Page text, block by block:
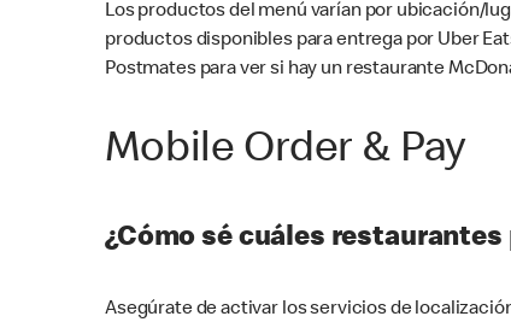
Los productos del menú varían por ubicación/
productos disponibles para entrega por Uber
Postmates para ver si hay un restaurante
Mobile Order & Pay
¿Cómo sé cuáles
Asegúrate de activar los servicios de